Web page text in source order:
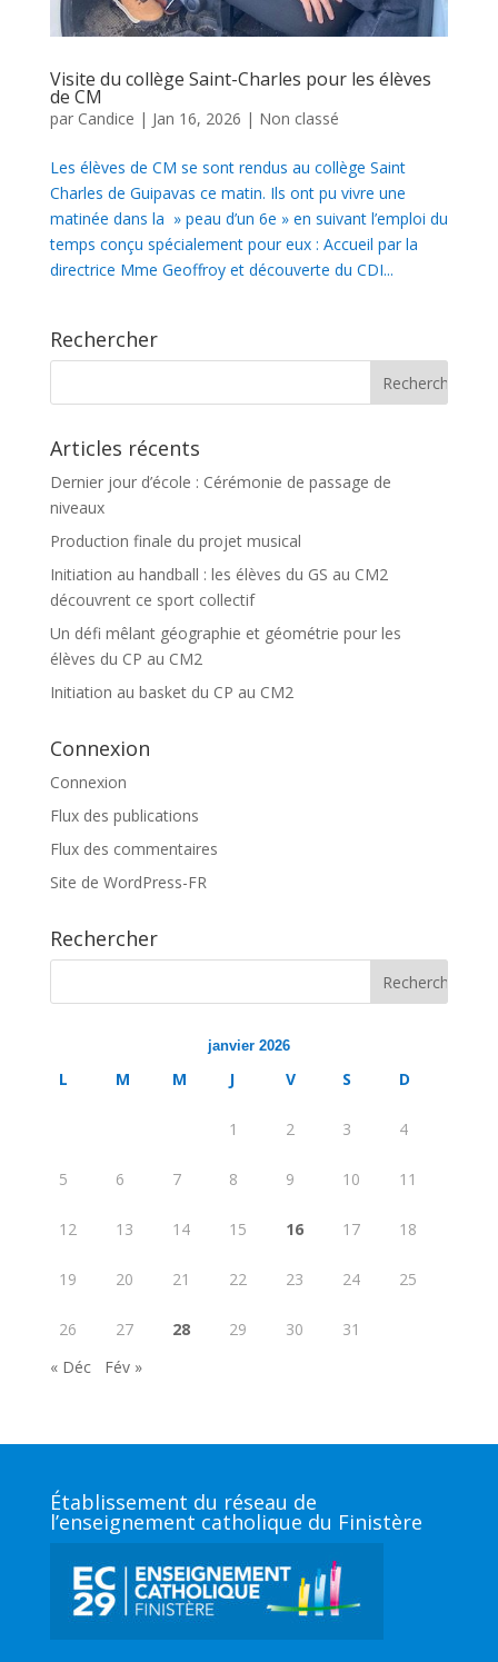
Visite du collège Saint-Charles pour les élèves
de CM
par Candice | Jan 16, 2026 | Non classé
Les élèves de CM se sont rendus au collège Saint
Charles de Guipavas ce matin. Ils ont pu vivre une
matinée dans la » peau d’un 6e » en suivant l’emploi du
temps conçu spécialement pour eux : Accueil par la
directrice Mme Geoffroy et découverte du CDI...
Rechercher
Articles récents
Dernier jour d’école : Cérémonie de passage de
niveaux
Production finale du projet musical
Initiation au handball : les élèves du GS au CM2
découvrent ce sport collectif
Un défi mêlant géographie et géométrie pour les
élèves du CP au CM2
Initiation au basket du CP au CM2
Connexion
Connexion
Flux des publications
Flux des commentaires
Site de WordPress-FR
Rechercher
janvier 2026
L M M J V S D
1 2 3 4
5 6 7 8 9 10 11
12 13 14 15 16 17 18
19 20 21 22 23 24 25
26 27 28 29 30
31
« Déc
Fév »
Établissement du réseau de
l’enseignement catholique du Finistère